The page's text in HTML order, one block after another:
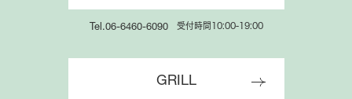
Tel.06-6460-6090 受付時間10:00-19:00
GRILL